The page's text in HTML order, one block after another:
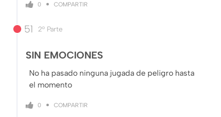
0 COMPARTIR
51 2º Parte
SIN EMOCIONES
No ha pasado ninguna jugada de peligro hasta
el momento
0 COMPARTIR